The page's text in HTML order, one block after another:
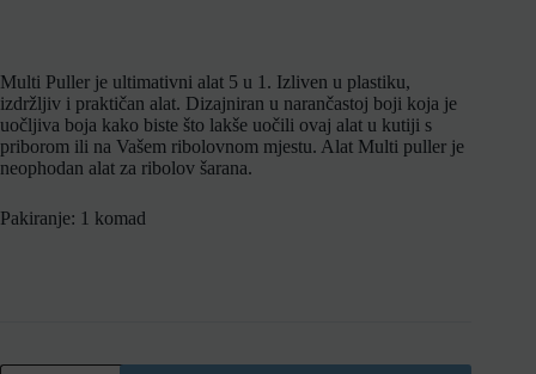
Multi Puller je ultimativni alat 5 u 1. Izliven u plastiku,
izdržljiv i praktičan alat. Dizajniran u narančastoj boji koja je
uočljiva boja kako biste što lakše uočili ovaj alat u kutiji s
priborom ili na Vašem ribolovnom mjestu. Alat Multi puller je
neophodan alat za ribolov šarana.
Pakiranje: 1 komad